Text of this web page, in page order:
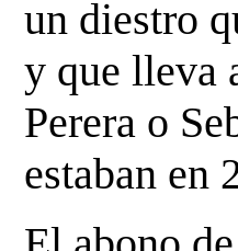
un diestro
y que lleva
Perera o
estaban en